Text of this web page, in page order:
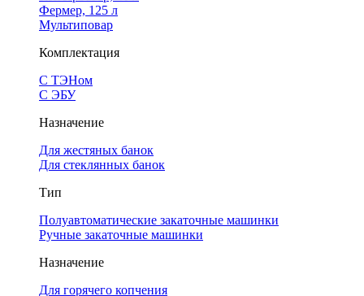
Фермер, 125 л
Мультиповар
Комплектация
С ТЭНом
С ЭБУ
Назначение
Для жестяных банок
Для стеклянных банок
Тип
Полуавтоматические закаточные машинки
Ручные закаточные машинки
Назначение
Для горячего копчения